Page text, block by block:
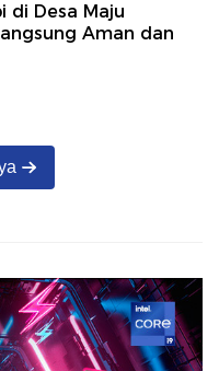
di Desa Maju
Aman dan